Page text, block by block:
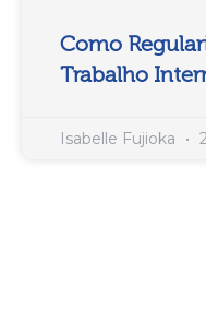
Como
Trabalho
Isabelle Fujioka